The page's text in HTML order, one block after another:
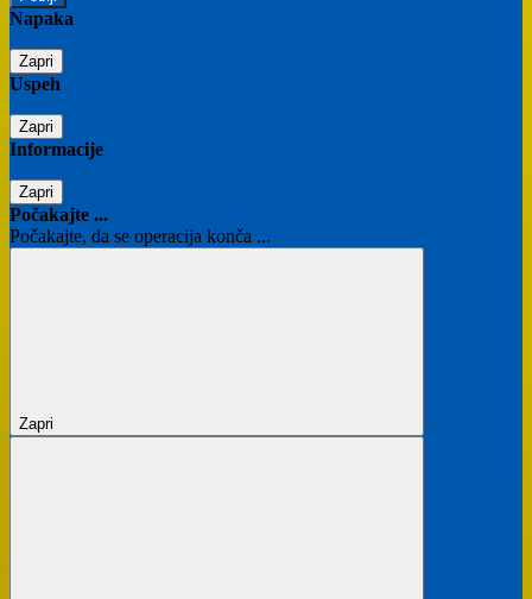
Napaka
Zapri
Uspeh
Zapri
Informacije
Zapri
Počakajte ...
Počakajte, da se operacija konča ...
Zapri